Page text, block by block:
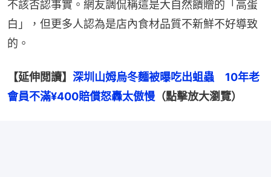
不該否認事實。網友調侃稱這是大自然饋贈的「高蛋
白」，但更多人認為是店內食材品質不新鮮不好導致
的。
【延伸閲讀】 深圳山姆烏冬麵被曝吃出蛆蟲　10年老
會員不滿¥400賠償怒轟太傲慢（點擊放大瀏覽）